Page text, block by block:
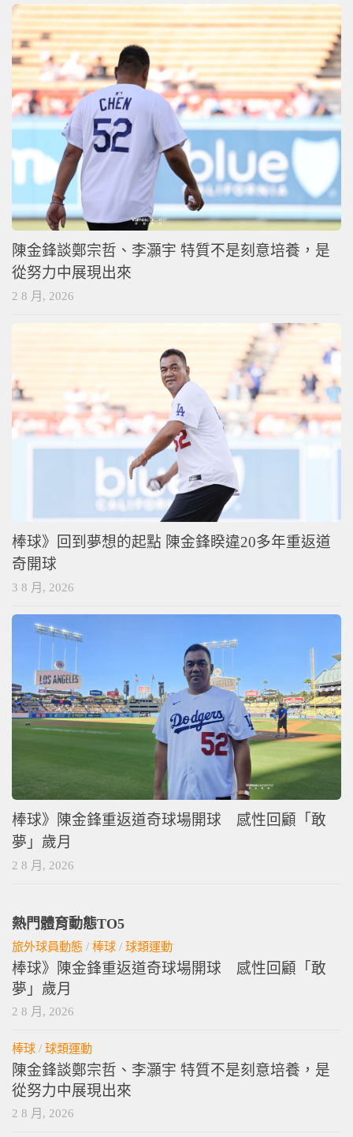
陳金鋒談鄭宗哲、李灝宇 特質不是刻意培養，是
從努力中展現出來
2 8 月, 2026
棒球》回到夢想的起點 陳金鋒睽違20多年重返道
奇開球
3 8 月, 2026
棒球》陳金鋒重返道奇球場開球 感性回顧「敢
夢」歲月
2 8 月, 2026
熱門體育動態TO5
旅外球員動態 / 棒球 / 球類運動
棒球》陳金鋒重返道奇球場開球 感性回顧「敢
夢」歲月
2 8 月, 2026
棒球 / 球類運動
陳金鋒談鄭宗哲、李灝宇 特質不是刻意培養，是
從努力中展現出來
2 8 月, 2026